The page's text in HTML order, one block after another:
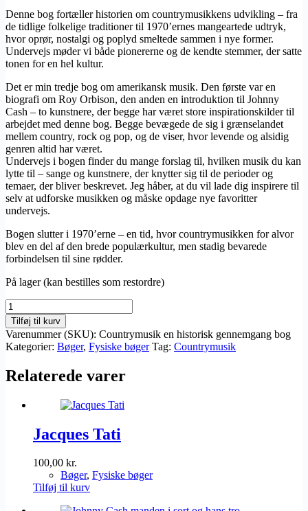
Denne bog fortæller historien om countrymusikkens udvikling – fra
de tidlige folkelige traditioner til 1970’ernes mangeartede udtryk,
hvor oprør, nostalgi og poplyd smeltede sammen i nye former.
Undervejs møder vi både pionererne og de kendte stemmer, der satte
tonen for en hel kultur.
Det er min tredje bog om amerikansk musik. Den første var en
biografi om Roy Orbison, den anden en introduktion til Johnny
Cash – to kunstnere, der begge har været store inspirationskilder til
arbejdet med denne bog. Begge bevægede de sig i grænselandet
mellem country, rock og pop, og de viser, hvor levende og alsidig
genren altid har været.
Undervejs i bogen finder du mange forslag til, hvilken musik du kan
lytte til – sange og kunstnere, der knytter sig til de perioder og
temaer, der bliver beskrevet. Jeg håber, at du vil lade dig inspirere til
selv at udforske musikken og måske opdage nye favoritter
undervejs.
Bogen slutter i 1970’erne – en tid, hvor countrymusikken for alvor
blev en del af den brede populærkultur, men stadig bevarede
forbindelsen til sine rødder.
På lager (kan bestilles som restordre)
Countrymusik
en
historisk
gennemgang
antal
Tilføj til kurv
Varenummer (SKU): Countrymusik en historisk gennemgang bog
Kategorier: Bøger, Fysiske bøger Tag: Countrymusik
Relaterede varer
Jacques Tati
100,00 kr.
Bøger, Fysiske bøger
Tilføj til kurv